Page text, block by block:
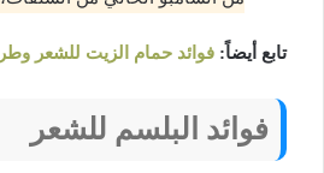
تابع أيضاً: فوائد حمام الزيت للشعر
فوائد البلسم للشعر